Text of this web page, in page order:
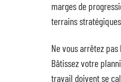
marges de
terrains
Ne vous arrêtez
Bâtissez votre
travail doivent se